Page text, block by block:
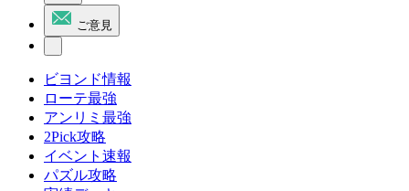
ご意見
ビヨンド情報
ローテ最強
アンリミ最強
2Pick攻略
イベント速報
パズル攻略